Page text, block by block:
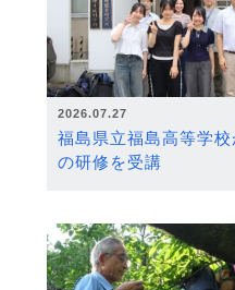
2026.07.27
福島県立福島高等学
の研修を受講